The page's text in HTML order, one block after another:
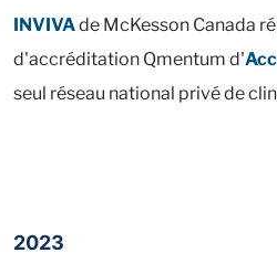
INVIVAde McKesson Canada
d'accréditation Qmentum d'
seul réseau national privé de
2023